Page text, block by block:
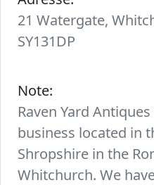
21 Watergate,
SY131DP
Note:
Raven Yard
business located in
Shropshire in the
Whitchurch. We